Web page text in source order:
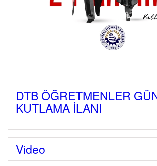
DTB ÖĞRETMENLER
KUTLAMA İLANI
Video